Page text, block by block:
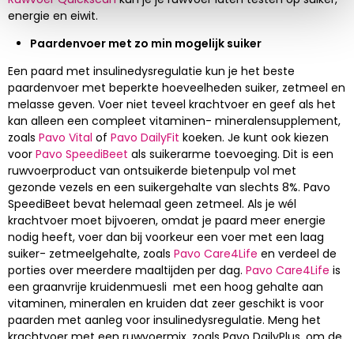
energie en eiwit.
Paardenvoer met zo min mogelijk suiker
Een paard met insulinedysregulatie kun je het beste
paardenvoer met beperkte hoeveelheden suiker, zetmeel en
melasse geven. Voer niet teveel krachtvoer en geef als het
kan alleen een compleet vitaminen- mineralensupplement,
zoals Pavo Vital of Pavo DailyFit koeken. Je kunt ook kiezen
voor Pavo SpeediBeet als suikerarme toevoeging. Dit is een
ruwvoerproduct van ontsuikerde bietenpulp vol met
gezonde vezels en een suikergehalte van slechts 8%. Pavo
SpeediBeet bevat helemaal geen zetmeel. Als je wél
krachtvoer moet bijvoeren, omdat je paard meer energie
nodig heeft, voer dan bij voorkeur een voer met een laag
suiker- zetmeelgehalte, zoals Pavo Care4Life en verdeel de
porties over meerdere maaltijden per dag. Pavo Care4Life is
een graanvrije kruidenmuesli met een hoog gehalte aan
vitaminen, mineralen en kruiden dat zeer geschikt is voor
paarden met aanleg voor insulinedysregulatie. Meng het